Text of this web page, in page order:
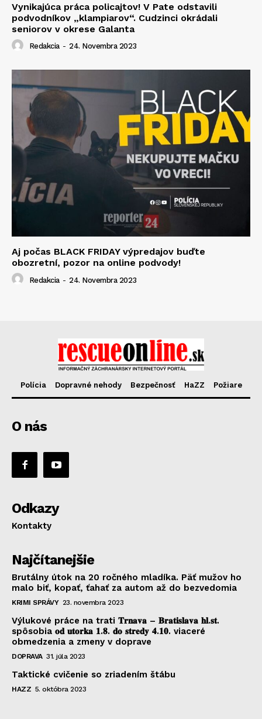
Vynikajúca práca policajtov! V Pate odstavili
podvodníkov „klampiarov“. Cudzinci okrádali
seniorov v okrese Galanta
Redakcia - 24. Novembra 2023
Aj počas BLACK FRIDAY výpredajov buďte
obozretní, pozor na online podvody!
Redakcia - 24. Novembra 2023
Polícia Dopravné nehody Bezpečnosť HaZZ Požiare
O nás
Odkazy
Kontakty
Najčítanejšie
Brutálny útok na 20 ročného mladíka. Päť mužov ho
malo biť, kopať, ťahať za autom až do bezvedomia
KRIMI SPRÁVY 23. novembra 2023
Výlukové práce na trati 𝐓𝐫𝐧𝐚𝐯𝐚 – 𝐁𝐫𝐚𝐭𝐢𝐬𝐥𝐚𝐯𝐚 𝐡𝐥.𝐬𝐭.
spôsobia 𝐨𝐝 𝐮𝐭𝐨𝐫𝐤𝐚 𝟏.𝟖. 𝐝𝐨 𝐬𝐭𝐫𝐞𝐝𝐲 𝟒.𝟏𝟎. viaceré
obmedzenia a zmeny v doprave
DOPRAVA 31. júla 2023
Taktické cvičenie so zriadením štábu
HAZZ 5. októbra 2023